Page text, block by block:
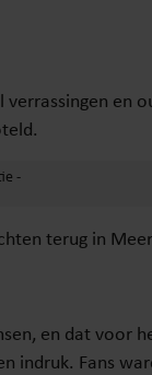
en
terug in
en dat voor
indruk. Fans